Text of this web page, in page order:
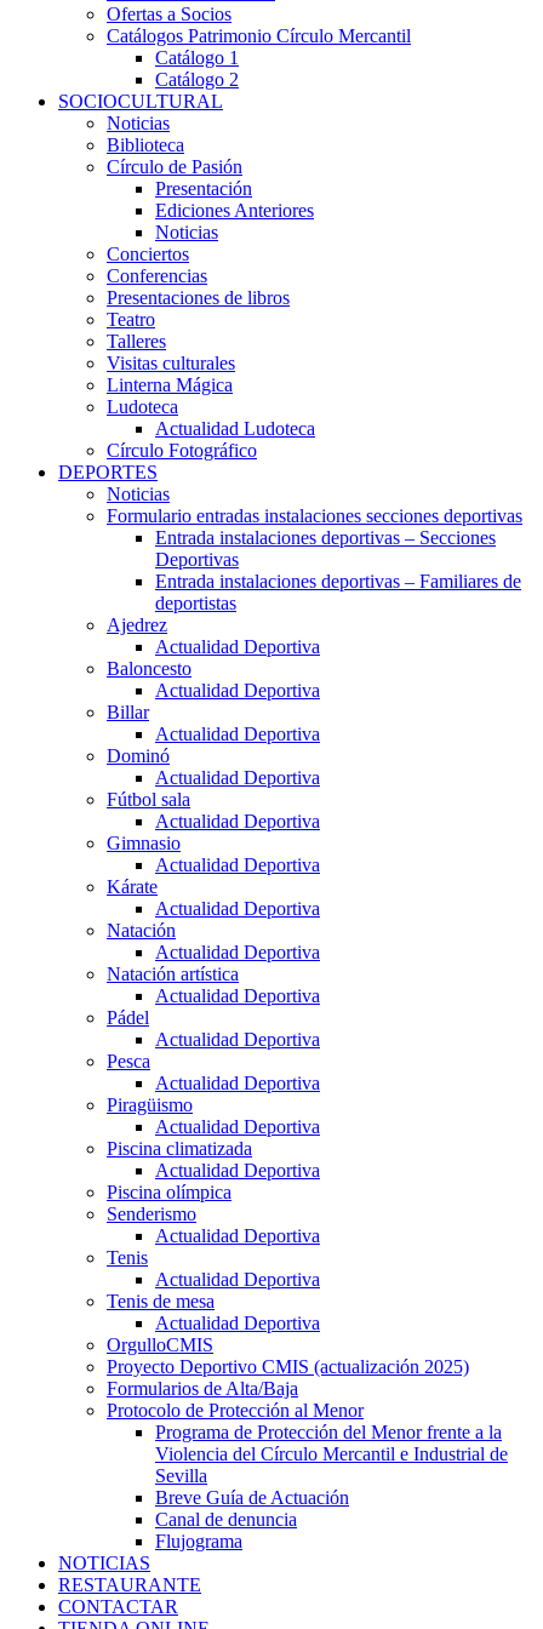
Ofertas a Socios
Catálogos Patrimonio Círculo Mercantil
Catálogo 1
Catálogo 2
SOCIOCULTURAL
Noticias
Biblioteca
Círculo de Pasión
Presentación
Ediciones Anteriores
Noticias
Conciertos
Conferencias
Presentaciones de libros
Teatro
Talleres
Visitas culturales
Linterna Mágica
Ludoteca
Actualidad Ludoteca
Círculo Fotográfico
DEPORTES
Noticias
Formulario entradas instalaciones secciones deportivas
Entrada instalaciones deportivas – Secciones
Deportivas
Entrada instalaciones deportivas – Familiares de
deportistas
Ajedrez
Actualidad Deportiva
Baloncesto
Actualidad Deportiva
Billar
Actualidad Deportiva
Dominó
Actualidad Deportiva
Fútbol sala
Actualidad Deportiva
Gimnasio
Actualidad Deportiva
Kárate
Actualidad Deportiva
Natación
Actualidad Deportiva
Natación artística
Actualidad Deportiva
Pádel
Actualidad Deportiva
Pesca
Actualidad Deportiva
Piragüismo
Actualidad Deportiva
Piscina climatizada
Actualidad Deportiva
Piscina olímpica
Senderismo
Actualidad Deportiva
Tenis
Actualidad Deportiva
Tenis de mesa
Actualidad Deportiva
OrgulloCMIS
Proyecto Deportivo CMIS (actualización 2025)
Formularios de Alta/Baja
Protocolo de Protección al Menor
Programa de Protección del Menor frente a la
Violencia del Círculo Mercantil e Industrial de
Sevilla
Breve Guía de Actuación
Canal de denuncia
Flujograma
NOTICIAS
RESTAURANTE
CONTACTAR